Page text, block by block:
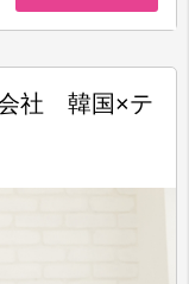
社 韓国×テ